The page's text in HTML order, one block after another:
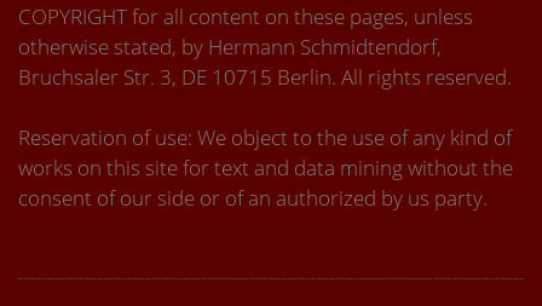
COPYRIGHT for all content on these pages, unless
otherwise stated, by Hermann Schmidtendorf,
Bruchsaler Str. 3, DE 10715 Berlin. All rights reserved.
Reservation of use: We object to the use of any kind of
works on this site for text and data mining without the
consent of our side or of an authorized by us party.